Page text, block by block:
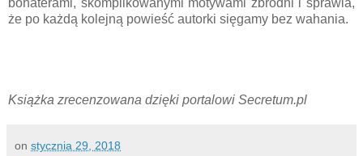
że po każdą kolejną powieść autorki sięgamy bez wahania.
Książka zrecenzowana dzięki portalowi Secretum.pl
on stycznia 29, 2018